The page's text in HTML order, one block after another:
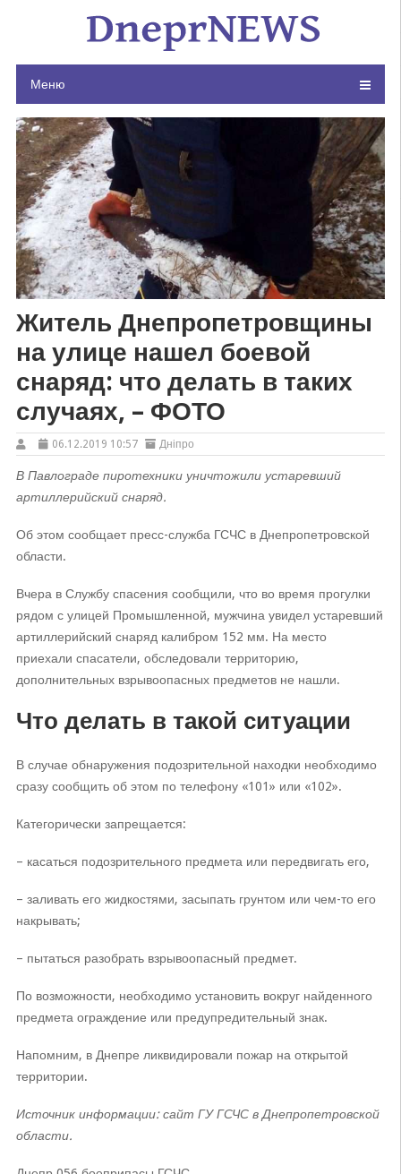
Меню
Житель Днепропетровщины
на улице нашел боевой
снаряд: что делать в таких
случаях, – ФОТО
06.12.2019 10:57 Дніпро
В Павлограде пиротехники уничтожили устаревший
артиллерийский снаряд.
Об этом сообщает пресс-служба ГСЧС в Днепропетровской
области.
Вчера в Службу спасения сообщили, что во время прогулки
рядом с улицей Промышленной, мужчина увидел устаревший
артиллерийский снаряд калибром 152 мм. На место
приехали спасатели, обследовали территорию,
дополнительных взрывоопасных предметов не нашли.
Что делать в такой ситуации
В случае обнаружения подозрительной находки необходимо
сразу сообщить об этом по телефону «101» или «102».
Категорически запрещается:
– касаться подозрительного предмета или передвигать его,
– заливать его жидкостями, засыпать грунтом или чем-то его
накрывать;
– пытаться разобрать взрывоопасный предмет.
По возможности, необходимо установить вокруг найденного
предмета ограждение или предупредительный знак.
Напомним, в Днепре ликвидировали пожар на открытой
территории.
Источник информации: сайт ГУ ГСЧС в Днепропетровской
области.